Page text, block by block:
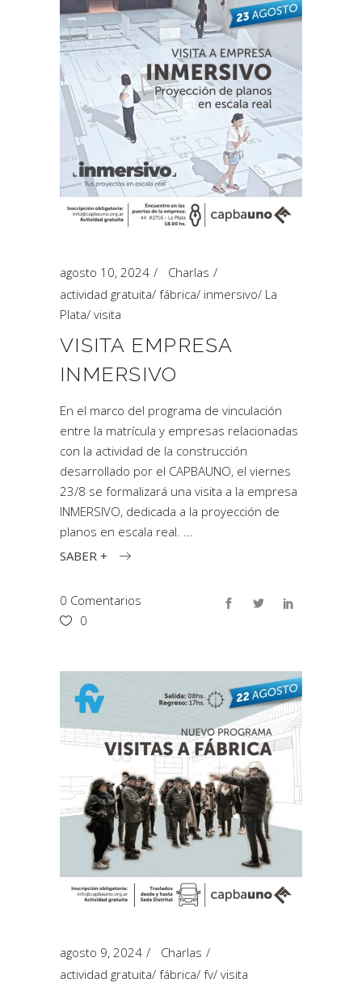
agosto 10, 2024
Charlas
actividad gratuita/ fábrica/ inmersivo/ La
Plata/ visita
VISITA EMPRESA
INMERSIVO
En el marco del programa de vinculación
entre la matrícula y empresas relacionadas
con la actividad de la construcción
desarrollado por el CAPBAUNO, el viernes
23/8 se formalizará una visita a la empresa
INMERSIVO, dedicada a la proyección de
planos en escala real.
SABER +
0 Comentarios
0
agosto 9, 2024
Charlas
actividad gratuita/ fábrica/ fv/ visita